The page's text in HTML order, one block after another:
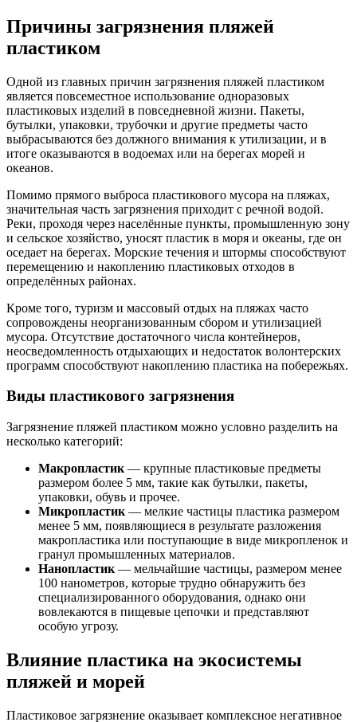
Причины загрязнения пляжей
пластиком
Одной из главных причин загрязнения пляжей пластиком
является повсеместное использование одноразовых
пластиковых изделий в повседневной жизни. Пакеты,
бутылки, упаковки, трубочки и другие предметы часто
выбрасываются без должного внимания к утилизации, и в
итоге оказываются в водоемах или на берегах морей и
океанов.
Помимо прямого выброса пластикового мусора на пляжах,
значительная часть загрязнения приходит с речной водой.
Реки, проходя через населённые пункты, промышленную зону
и сельское хозяйство, уносят пластик в моря и океаны, где он
оседает на берегах. Морские течения и штормы способствуют
перемещению и накоплению пластиковых отходов в
определённых районах.
Кроме того, туризм и массовый отдых на пляжах часто
сопровождены неорганизованным сбором и утилизацией
мусора. Отсутствие достаточного числа контейнеров,
неосведомленность отдыхающих и недостаток волонтерских
программ способствуют накоплению пластика на побережьях.
Виды пластикового загрязнения
Загрязнение пляжей пластиком можно условно разделить на
несколько категорий:
Макропластик — крупные пластиковые предметы
размером более 5 мм, такие как бутылки, пакеты,
упаковки, обувь и прочее.
Микропластик — мелкие частицы пластика размером
менее 5 мм, появляющиеся в результате разложения
макропластика или поступающие в виде микропленок и
гранул промышленных материалов.
Нанопластик — мельчайшие частицы, размером менее
100 нанометров, которые трудно обнаружить без
специализированного оборудования, однако они
вовлекаются в пищевые цепочки и представляют
особую угрозу.
Влияние пластика на экосистемы
пляжей и морей
Пластиковое загрязнение оказывает комплексное негативное